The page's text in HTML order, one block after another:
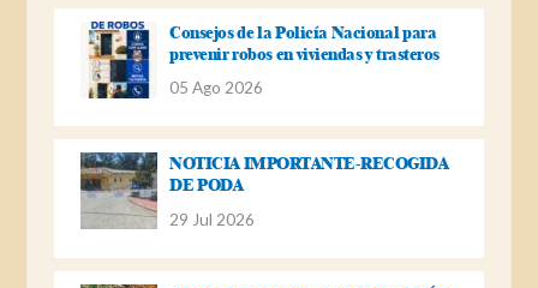
Consejos de la Policía Nacional para
prevenir robos en viviendas y trasteros
05 Ago 2026
NOTICIA IMPORTANTE-RECOGIDA
DE PODA
29 Jul 2026